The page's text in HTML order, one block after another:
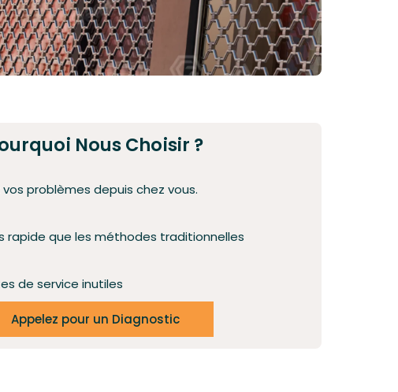
Nous Choisir ?
problèmes depuis chez vous.
rapide que les méthodes traditionnelles
de service inutiles
Appelez pour un Diagnostic